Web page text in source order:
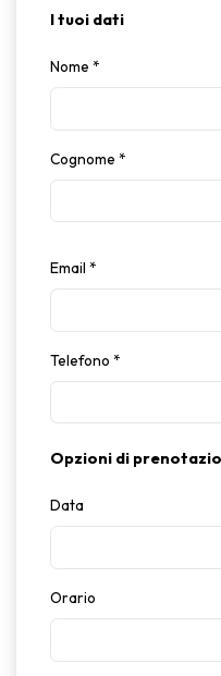
I tuoi dati
Nome *
Cognome *
Email *
Telefono *
Opzioni di
Data
Orario